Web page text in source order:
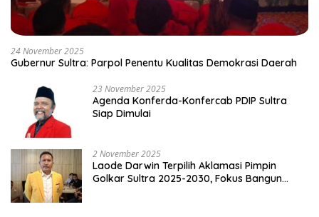
24 November 2025
Gubernur Sultra: Parpol Penentu Kualitas Demokrasi Daerah
23 November 2025
Agenda Konferda-Konfercab PDIP Sultra
Siap Dimulai
2 November 2025
Laode Darwin Terpilih Aklamasi Pimpin
Golkar Sultra 2025-2030, Fokus Bangun